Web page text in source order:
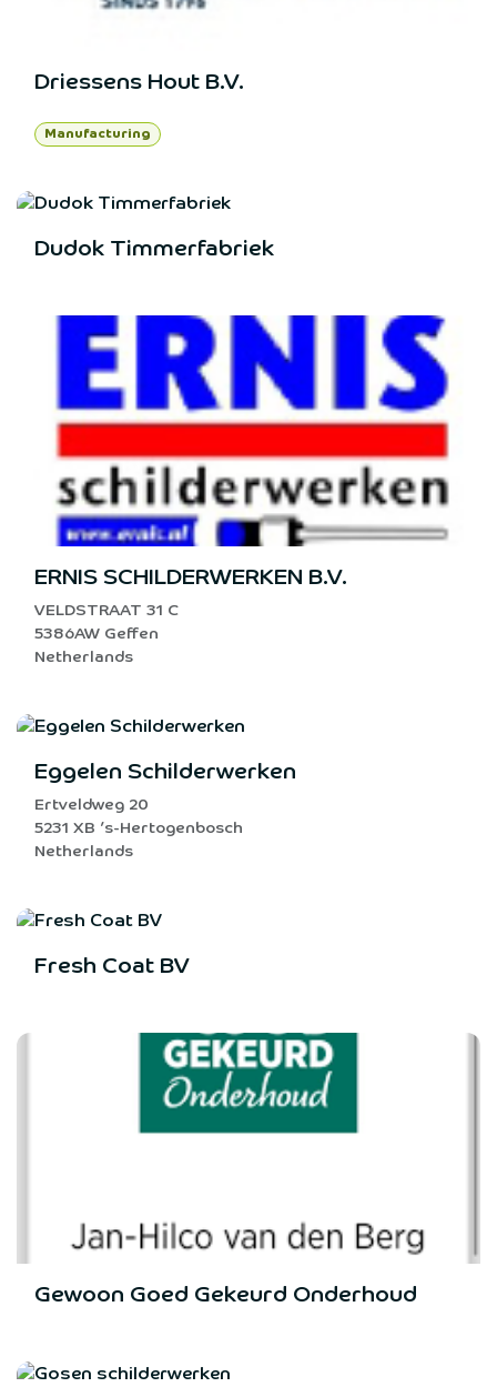
Driessens Hout B.V.
Manufacturing
Dudok Timmerfabriek
ERNIS SCHILDERWERKEN B.V.
VELDSTRAAT 31 C
5386AW Geffen
Netherlands
Eggelen Schilderwerken
Ertveldweg 20
5231 XB ’s-Hertogenbosch
Netherlands
Fresh Coat BV
Gewoon Goed Gekeurd Onderhoud